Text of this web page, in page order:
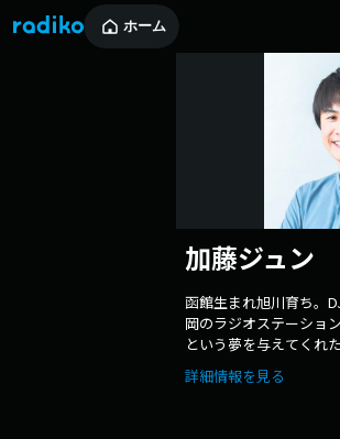
ホーム
加藤ジュン
函館生まれ旭川育ち。
岡のラジオステーショ
という夢を与えてくれ
め、このたび北海道に
ブ観戦／映画／料理／
の留学経験や、ヨガイ
する健康アクテ
詳細情報を見る